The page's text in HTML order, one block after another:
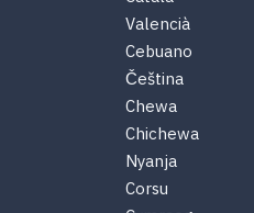
Valencià
Cebuano
Čeština
Chewa
Chichewa
Nyanja
Corsu